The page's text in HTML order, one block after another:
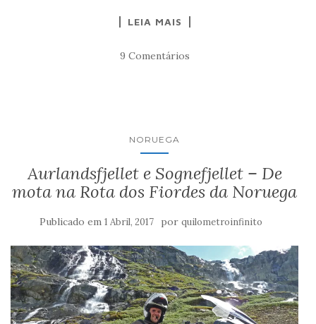
LEIA MAIS
9 Comentários
NORUEGA
Aurlandsfjellet e Sognefjellet – De
mota na Rota dos Fiordes da Noruega
Publicado em 1 Abril, 2017 por quilometroinfinito